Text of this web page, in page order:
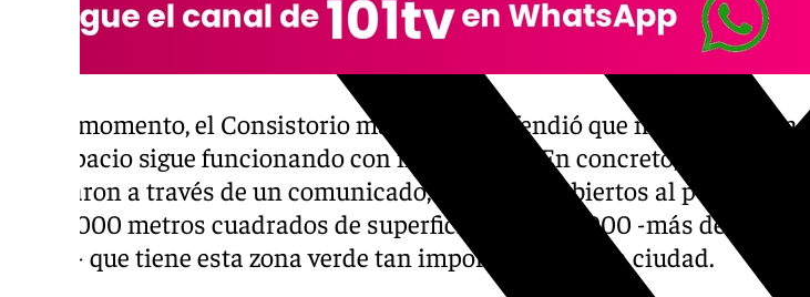
En su momento, el Consistorio malagueño defendió que más de la mitad
del espacio sigue funcionando con normalidad. En concreto, según
señalaron a través de un comunicado, continúan abiertos al público más
de 40.000 metros cuadrados de superficie de los 70.000 -más de la
mitad- que tiene esta zona verde tan importante para la ciudad.